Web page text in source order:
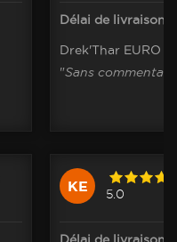
Délai de livraison:
Drek'Thar EURO -
"Sans
KE 5.0
Délai de livraison: